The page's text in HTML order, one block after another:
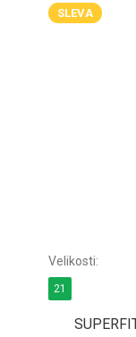
SLEVA
21